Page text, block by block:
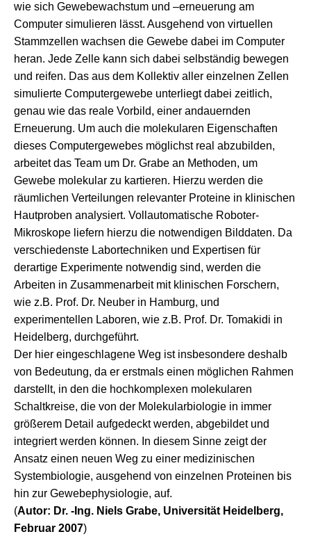
wie sich Gewebewachstum und –erneuerung am
Computer simulieren lässt. Ausgehend von virtuellen
Stammzellen wachsen die Gewebe dabei im Computer
heran. Jede Zelle kann sich dabei selbständig bewegen
und reifen. Das aus dem Kollektiv aller einzelnen Zellen
simulierte Computergewebe unterliegt dabei zeitlich,
genau wie das reale Vorbild, einer andauernden
Erneuerung. Um auch die molekularen Eigenschaften
dieses Computergewebes möglichst real abzubilden,
arbeitet das Team um Dr. Grabe an Methoden, um
Gewebe molekular zu kartieren. Hierzu werden die
räumlichen Verteilungen relevanter Proteine in klinischen
Hautproben analysiert. Vollautomatische Roboter-
Mikroskope liefern hierzu die notwendigen Bilddaten. Da
verschiedenste Labortechniken und Expertisen für
derartige Experimente notwendig sind, werden die
Arbeiten in Zusammenarbeit mit klinischen Forschern,
wie z.B. Prof. Dr. Neuber in Hamburg, und
experimentellen Laboren, wie z.B. Prof. Dr. Tomakidi in
Heidelberg, durchgeführt.
Der hier eingeschlagene Weg ist insbesondere deshalb
von Bedeutung, da er erstmals einen möglichen Rahmen
darstellt, in den die hochkomplexen molekularen
Schaltkreise, die von der Molekularbiologie in immer
größerem Detail aufgedeckt werden, abgebildet und
integriert werden können. In diesem Sinne zeigt der
Ansatz einen neuen Weg zu einer medizinischen
Systembiologie, ausgehend von einzelnen Proteinen bis
hin zur Gewebephysiologie, auf.
(Autor: Dr. -Ing. Niels Grabe, Universität Heidelberg,
Februar 2007)